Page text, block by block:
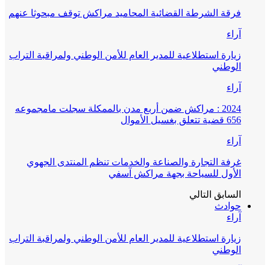
فرقة الشرطة القضائية المحاميد مراكش توقف مبحوثا عنهم
آراء
زيارة استطلاعية للمدير العام للأمن الوطني ولمراقبة التراب
الوطني
آراء
2024 : مراكش ضمن أربع مدن بالممكلة سجلت مامجموعه
656 قضية تتعلق بغسيل الأموال
آراء
غرفة التجارة والصناعة والخدمات تنظم المنتدى الجهوي
الأول للسياحة بجهة مراكش آسفي
السابق التالي
حوادث
آراء
زيارة استطلاعية للمدير العام للأمن الوطني ولمراقبة التراب
الوطني